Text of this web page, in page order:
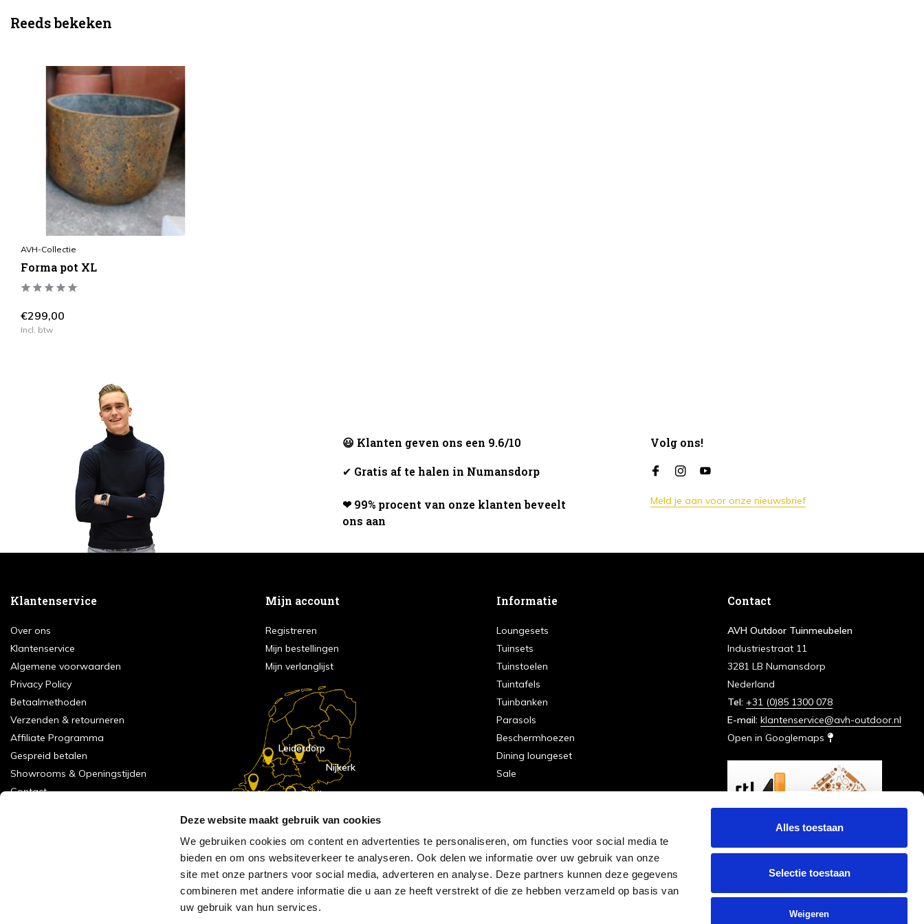
Deze website maakt gebruik van cookies
We gebruiken cookies om content en advertenties te personaliseren, om functies voor social media te
bieden en om ons websiteverkeer te analyseren. Ook delen we informatie over uw gebruik van onze
site met onze partners voor social media, adverteren en analyse. Deze partners kunnen deze gegevens
combineren met andere informatie die u aan ze heeft verstrekt of die ze hebben verzameld op basis van
uw gebruik van hun services.
Alles toestaan
Selectie toestaan
Weigeren
Reeds bekeken
AVH-Collectie
Forma pot XL
€299,00
Incl. btw
😃 Klanten geven ons een 9.6/10
✔ Gratis af te halen in Numansdorp
❤ 99% procent van onze klanten beveelt
ons aan
Volg ons!
Meld je aan voor onze nieuwsbrief
Klantenservice
Over ons
Klantenservice
Algemene voorwaarden
Privacy Policy
Betaalmethoden
Verzenden & retourneren
Affiliate Programma
Gespreid betalen
Showrooms & Openingstijden
Contact
Mijn account
Registreren
Mijn bestellingen
Mijn verlanglijst
Eindhoven
Nijkerk
Leiderdorp
Informatie
Loungesets
Tuinsets
Tuinstoelen
Tuintafels
Tuinbanken
Parasols
Beschermhoezen
Dining loungeset
Sale
Contact
AVH Outdoor Tuinmeubelen
Industriestraat 11
3281 LB Numansdorp
Nederland
Tel: +31 (0)85 1300 078
E-mail: klantenservice@avh-outdoor.nl
Open in Googlemaps